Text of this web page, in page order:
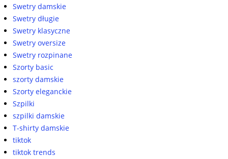
Swetry damskie
Swetry długie
Swetry klasyczne
Swetry oversize
Swetry rozpinane
Szorty basic
szorty damskie
Szorty eleganckie
Szpilki
szpilki damskie
T-shirty damskie
tiktok
tiktok trends